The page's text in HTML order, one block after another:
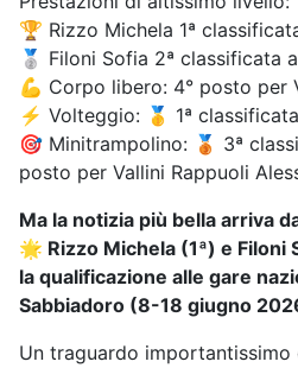
🏆 Rizzo Michela 1ª
🥈 Filoni Sofia 2ª classificata
💪 Corpo libero: 4° posto per
⚡ Volteggio: 🥇 1ª
🎯 Minitrampolino: 🥉 3ª
posto per Vallini Rappuoli
Ma la notizia più bella arriva
🌟 Rizzo Michela (1ª) e Filoni
la qualificazione alle gare
Sabbiadoro (8-18 giugno
Un traguardo importantissimo